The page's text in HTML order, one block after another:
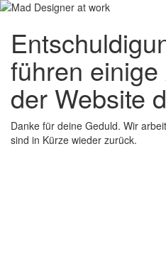
führen
der Website
Danke für deine Geduld. Wir
sind in Kürze wieder zurück.